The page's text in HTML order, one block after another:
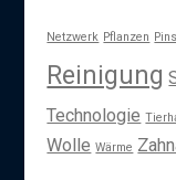
Netzwerk Pflanzen
Reinigung
Technologie
Wolle Wärme